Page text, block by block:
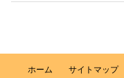
ホーム サイトマップ